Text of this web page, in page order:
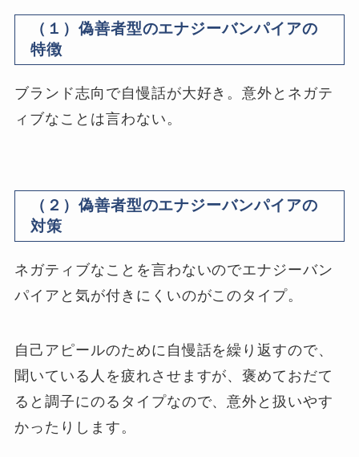
（１）偽善者型のエナジーバンパイアの
特徴
ブランド志向で自慢話が大好き。意外とネガテ
ィブなことは言わない。
（２）偽善者型のエナジーバンパイアの
対策
ネガティブなことを言わないのでエナジーバン
パイアと気が付きにくいのがこのタイプ。
自己アピールのために自慢話を繰り返すので、
聞いている人を疲れさせますが、褒めておだて
ると調子にのるタイプなので、意外と扱いやす
かったりします。